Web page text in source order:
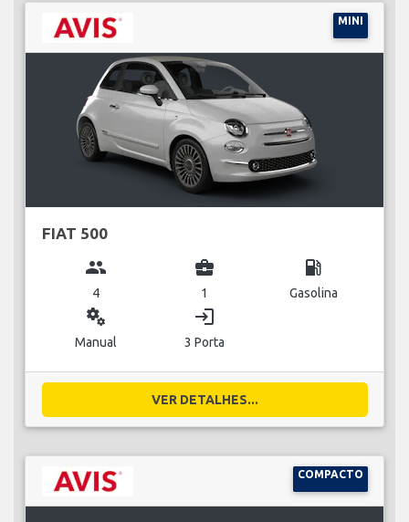
MINI
FIAT 500
group
4
business_center
1
local_gas_station
Gasolina
miscellaneous_services
Manual
login
3 Porta
VER DETALHES...
COMPACTO